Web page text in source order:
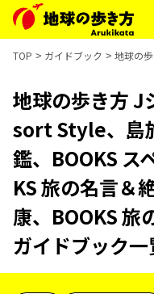
TOP ガイドブック 地球の
地球の歩き方 J
sort Style、島
鑑、BOOKS ス
KS 旅の名言＆
康、BOOKS
ガイドブック一